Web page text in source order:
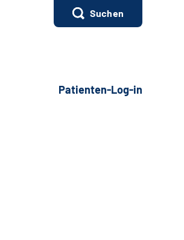
Suchen
Patienten-Log-in